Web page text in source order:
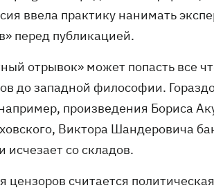
ввела практику нанимать
перед публикацией.
отрывок» может попасть все
до западной философии.
например, произведения Бориса
Виктора Шандеровича
со складов.
цензоров считается